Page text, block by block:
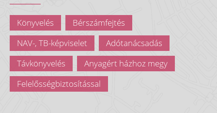
Könyvelés
Bérszámfejtés
NAV-, TB-képviselet
Adótanácsadás
Távkönyvelés
Anyagért házhoz megy
Felelősségbiztosítással